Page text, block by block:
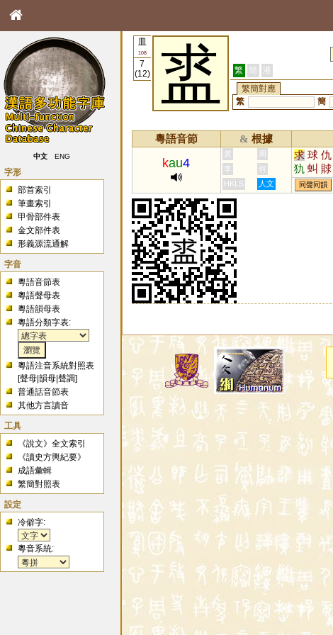
中文 ENG
字形
部首索引
筆畫索引
甲骨部件表
金文部件表
形義源流通解
字音
粵語音節表
粵語聲母表
粵語韻母表
粵語分類字表:
粵語注音系統對照表
[聲母 |韻母 |聲調]
普通話音節表
其他方言讀音
工具
《說文》全文索引
《讀史方輿紀要》
成語彙輯
繁簡對照表
設定
冷僻字:
粵音系統:
皿
108
7
(12)
盚 繁 簡 港
繁簡對應
繁
簡
粵語音節 & 根據
kau4
黃 周 求 球 仇
犰 虯 賕
殏 頄 釓
毬 朹 逑
李
何
HKLS
人文 同聲同韻